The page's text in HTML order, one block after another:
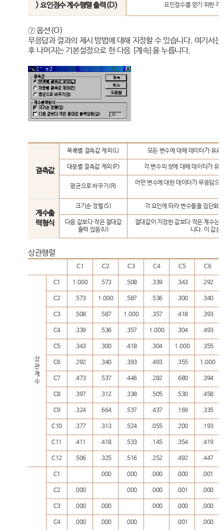
> 요인점수 계수행렬 출력(D) 요인점수를 얻기 위한 각
⑦ 옵션(O)
무응답과 결과의 제시 방법에 대해 지정할 수 있습니다. 여기서
후 나머지는 기본설정으로 한 다음 [계속]을 누릅니다.
결측값
목록별 결측값 제외(L) 모든 변수에 대해 데이터가 유
대응별 결측값 제외(P) 각 변수의 쌍에 대해 데이터가 유
평균으로 바꾸기(R) 어떤 변수에 대한 데이터가 무응답으
계수출
력형식
크기순 정렬(S) 각 요인에 따라 변수들을 집단화
다음 값보다 작은 절대값
출력 않음(U)
절대값이 지정한 값보다 작은 계수는
니다. 이 값은
상관행렬
C1 C2 C3 C4 C5 C6
상
관
계
수
C1 1.000 .573 .508 .339 .343 .292
C2 .573 1.000 .587 .536 .300 .340
C3 .508 .587 1.000 .357 .418 .393
C4 .339 .536 .357 1.000 .304 .493
C5 .343 .300 .418 .304 1.000 .355
C6 .292 .340 .393 .493 .355 1.000
C7 .473 .537 .446 .282 .680 .394
C8 .397 .312 .338 .505 .530 .458
C9 .324 .664 .537 .437 .169 .335
C10 .377 .313 .524 .055 .200 .193
C11 .411 .418 .533 .145 .354 .419
C12 .506 .325 .516 .252 .492 .447
C1 .000 .000 .000 .000 .001
C2 .000 .000 .000 .001 .000
C3 .000 .000 .000 .000 .000
C4 .000 .000 .000 .001 .000